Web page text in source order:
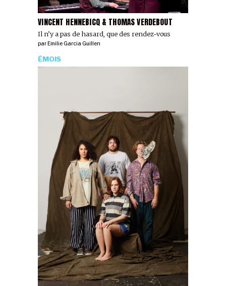
VINCENT HENNEBICQ & THOMAS VERDEBOUT
Il n’y a pas de hasard, que des rendez-vous
parEmilie Garcia Guillen
ÉMOIS